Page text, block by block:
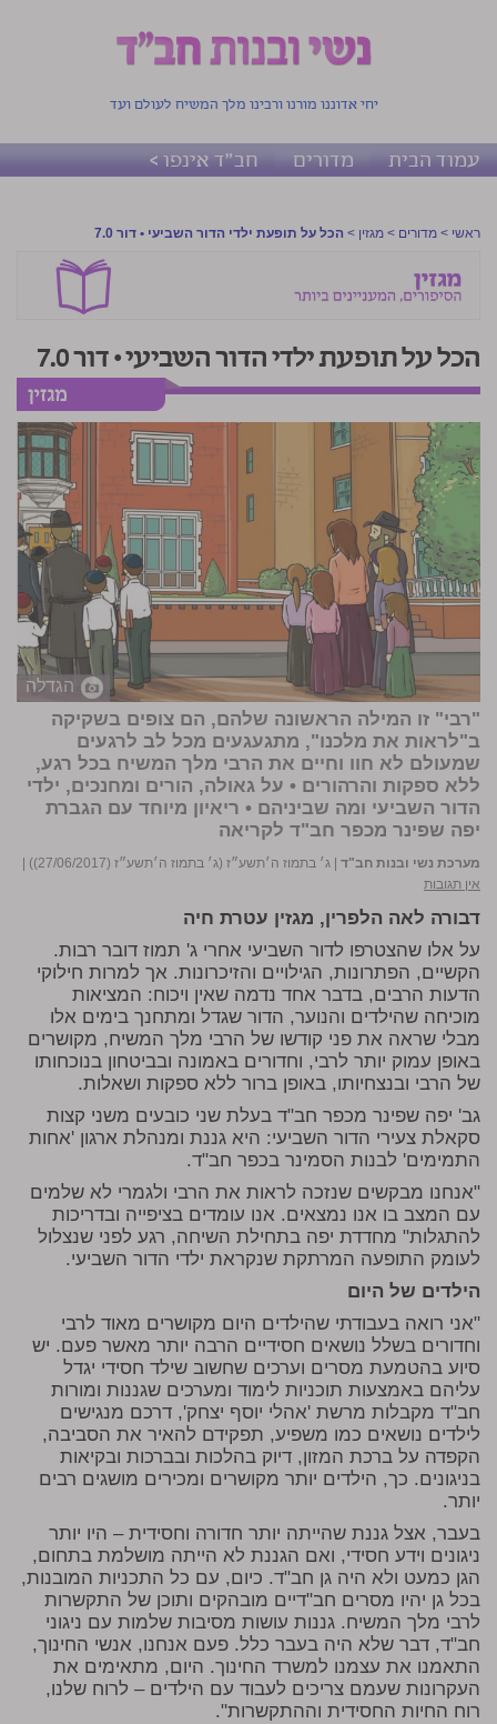
יחי אדוננו מורנו ורבינו מלך המשיח לעולם ועד
עמוד הבית מדורים חב"ד אינפו >
ראשי > מדורים > מגזין > הכל על תופעת ילדי הדור השביעי • דור 7.0
הכל על תופעת ילדי הדור השביעי • דור 7.0
הגדלה
"רבי" זו המילה הראשונה שלהם, הם צופים בשקיקה
ב"לראות את מלכנו", מתגעגעים מכל לב לרגעים
שמעולם לא חוו וחיים את הרבי מלך המשיח בכל רגע,
ללא ספקות והרהורים • על גאולה, הורים ומחנכים, ילדי
הדור השביעי ומה שביניהם • ריאיון מיוחד עם הגברת
יפה שפינר מכפר חב"ד לקריאה
מערכת נשי ובנות חב"ד ג׳ בתמוז ה׳תשע״ז (ג׳ בתמוז ה׳תשע״ז (27/06/2017))
אין תגובות
דבורה לאה הלפרין, מגזין עטרת חיה
על אלו שהצטרפו לדור השביעי אחרי ג' תמוז דובר רבות.
הקשיים, הפתרונות, הגילויים והזיכרונות. אך למרות חילוקי
הדעות הרבים, בדבר אחד נדמה שאין ויכוח: המציאות
מוכיחה שהילדים והנוער, הדור שגדל ומתחנך בימים אלו
מבלי שראה את פני קודשו של הרבי מלך המשיח, מקושרים
באופן עמוק יותר לרבי, וחדורים באמונה ובביטחון בנוכחותו
של הרבי ובנצחיותו, באופן ברור ללא ספקות ושאלות.
גב' יפה שפינר מכפר חב"ד בעלת שני כובעים משני קצות
סקאלת צעירי הדור השביעי: היא גננת ומנהלת ארגון 'אחות
התמימים' לבנות הסמינר בכפר חב"ד.
"אנחנו מבקשים שנזכה לראות את הרבי ולגמרי לא שלמים
עם המצב בו אנו נמצאים. אנו עומדים בציפייה ובדריכות
להתגלות" מחדדת יפה בתחילת השיחה, רגע לפני שנצלול
לעומק התופעה המרתקת שנקראת ילדי הדור השביעי.
הילדים של היום
"אני רואה בעבודתי שהילדים היום מקושרים מאוד לרבי
וחדורים בשלל נושאים חסידיים הרבה יותר מאשר פעם. יש
סיוע בהטמעת מסרים וערכים שחשוב שילד חסידי יגדל
עליהם באמצעות תוכניות לימוד ומערכים שגננות ומורות
חב"ד מקבלות מרשת 'אהלי יוסף יצחק', דרכם מנגישים
לילדים נושאים כמו משפיע, תפקידם להאיר את הסביבה,
הקפדה על ברכת המזון, דיוק בהלכות ובברכות ובקיאות
בניגונים. כך, הילדים יותר מקושרים ומכירים מושגים רבים
יותר.
בעבר, אצל גננת שהייתה יותר חדורה וחסידית – היו יותר
ניגונים וידע חסידי, ואם הגננת לא הייתה מושלמת בתחום,
הגן כמעט ולא היה גן חב"ד. כיום, עם כל התכניות המובנות,
בכל גן יהיו מסרים חב"דיים מובהקים ותוכן של התקשרות
לרבי מלך המשיח. גננות עושות מסיבות שלמות עם ניגוני
חב"ד, דבר שלא היה בעבר כלל. פעם אנחנו, אנשי החינוך,
התאמנו את עצמנו למשרד החינוך. היום, מתאימים את
העקרונות שעמם צריכים לעבוד עם הילדים – לרוח שלנו,
רוח החיות החסידית וההתקשרות".